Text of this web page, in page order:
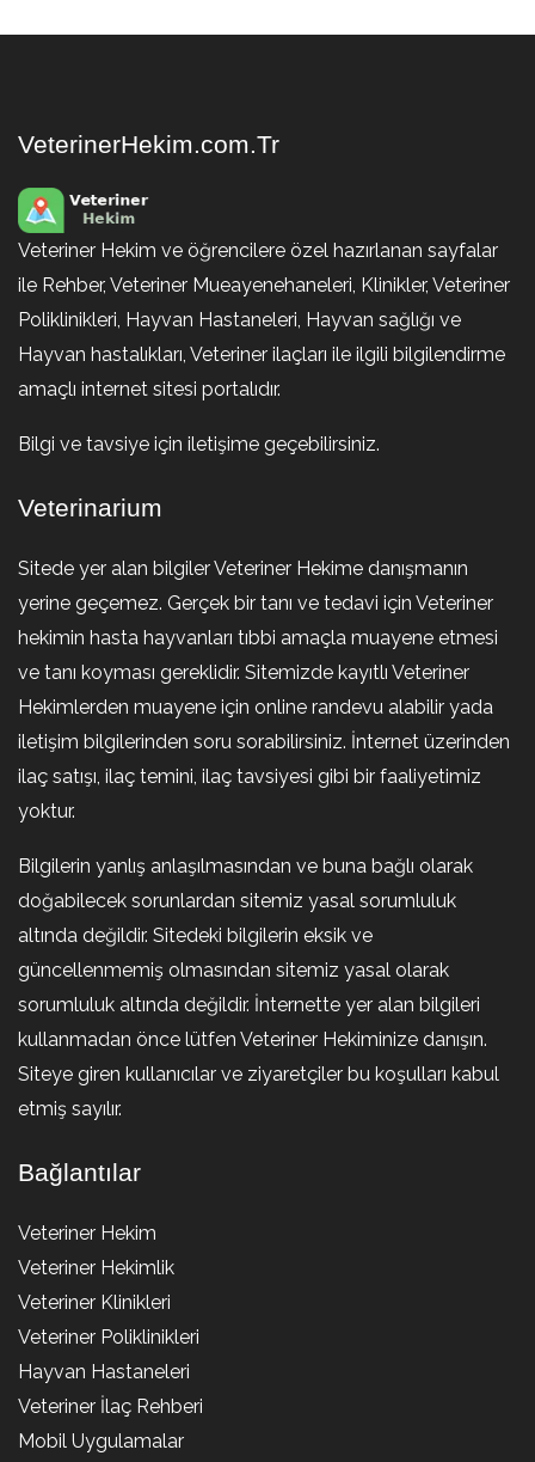
VeterinerHekim.com.Tr
Veteriner Hekim ve öğrencilere özel hazırlanan sayfalar
ile Rehber, Veteriner Mueayenehaneleri, Klinikler, Veteriner
Poliklinikleri, Hayvan Hastaneleri, Hayvan sağlığı ve
Hayvan hastalıkları, Veteriner ilaçları ile ilgili bilgilendirme
amaçlı internet sitesi portalıdır.
Bilgi ve tavsiye için iletişime geçebilirsiniz.
Veterinarium
Sitede yer alan bilgiler Veteriner Hekime danışmanın
yerine geçemez. Gerçek bir tanı ve tedavi için Veteriner
hekimin hasta hayvanları tıbbi amaçla muayene etmesi
ve tanı koyması gereklidir. Sitemizde kayıtlı Veteriner
Hekimlerden muayene için online randevu alabilir yada
iletişim bilgilerinden soru sorabilirsiniz. İnternet üzerinden
ilaç satışı, ilaç temini, ilaç tavsiyesi gibi bir faaliyetimiz
yoktur.
Bilgilerin yanlış anlaşılmasından ve buna bağlı olarak
doğabilecek sorunlardan sitemiz yasal sorumluluk
altında değildir. Sitedeki bilgilerin eksik ve
güncellenmemiş olmasından sitemiz yasal olarak
sorumluluk altında değildir. İnternette yer alan bilgileri
kullanmadan önce lütfen Veteriner Hekiminize danışın.
Siteye giren kullanıcılar ve ziyaretçiler bu koşulları kabul
etmiş sayılır.
Bağlantılar
Veteriner Hekim
Veteriner Hekimlik
Veteriner Klinikleri
Veteriner Poliklinikleri
Hayvan Hastaneleri
Veteriner İlaç Rehberi
Mobil Uygulamalar